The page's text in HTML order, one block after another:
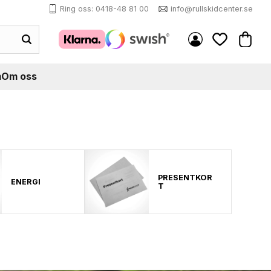
Ring oss: 0418-48 81 00 info@rullskidcenter.se
Om oss
ENERGI
PRESENTKOR
T